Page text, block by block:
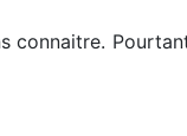
connaitre.